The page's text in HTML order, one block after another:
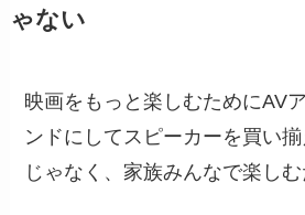
ゃない
映画をもっと楽しむためにAV
ンドにしてスピーカーを買い
じゃなく、家族みんなで楽しむ